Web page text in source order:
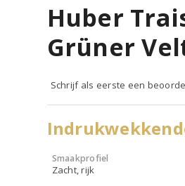
Huber
Grüner
Schrijf als eerste een
Smaakprofiel
Zacht, rijk